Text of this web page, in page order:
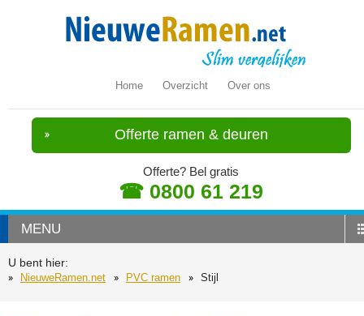
Home Overzicht Over ons
Offerte ramen & deuren
Offerte? Bel gratis
☎ 0800 61 219
MENU
U bent hier:
NieuweRamen.net
PVC ramen Stijl